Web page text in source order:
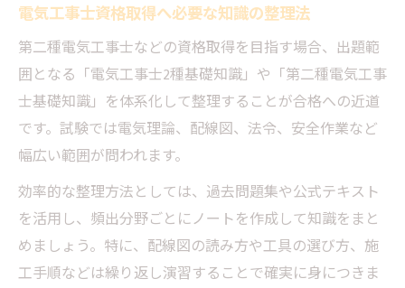
電気工事士資格取得へ必要な知識の整理法
第二種電気工事士などの資格取得を目指す場合、出題範
囲となる「電気工事士2種基礎知識」や「第二種電気工事
士基礎知識」を体系化して整理することが合格への近道
です。試験では電気理論、配線図、法令、安全作業など
幅広い範囲が問われます。
効率的な整理方法としては、過去問題集や公式テキスト
を活用し、頻出分野ごとにノートを作成して知識をまと
めましょう。特に、配線図の読み方や工具の選び方、施
工手順などは繰り返し演習することで確実に身につきま